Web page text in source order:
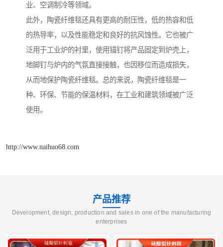
业、空调制冷等领域。
此外，陶瓷纤维毯还具有更高的耐压性，低的热容和低
的热导率，以及性能稳定和良好的抗风蚀性。它也被广
泛用于工业炉的衬里，使用锚钉将产品固定到炉壳上，
地脚钉与炉内的气氛直接接触，也因移位而造成损失，
从而地保护陶瓷纤维毯。总的来说，陶瓷纤维毯是一
种、环保、节能的保温材料，在工业和建筑领域被广泛
使用。
http://www.naihuo68.com
产品推荐
Development, design, production and sales in one of the manufacturing
enterprises